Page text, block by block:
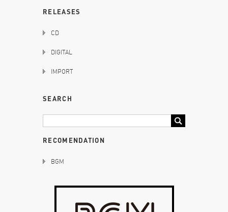
RELEASES
CD
DIGITAL
IMPORT
SEARCH
RECOMENDATION
BGM